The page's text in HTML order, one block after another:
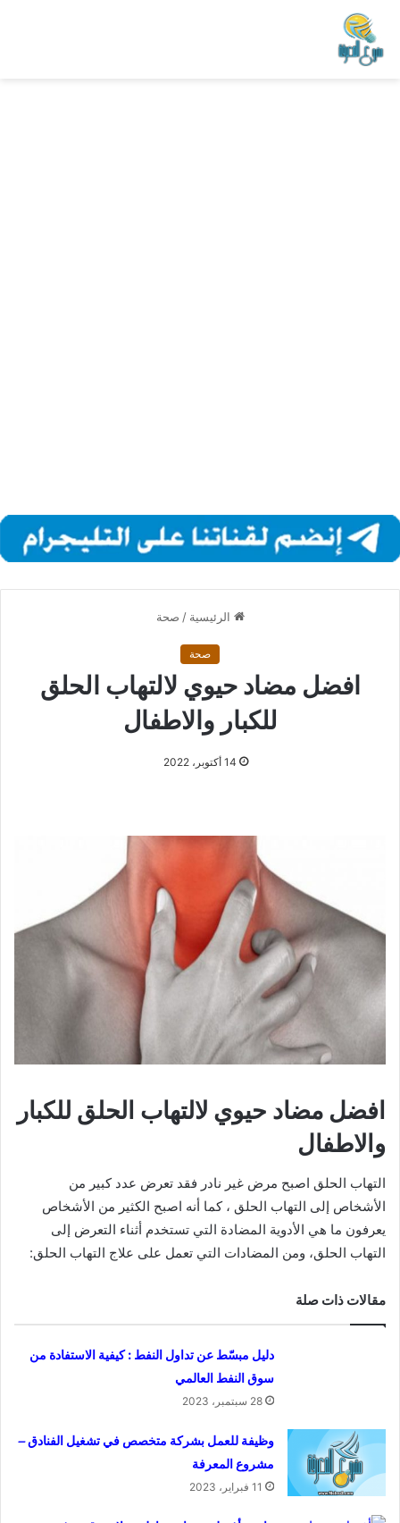
الرئيسية / صحة
صحة
افضل مضاد حيوي لالتهاب الحلق
للكبار والاطفال
14 أكتوبر، 2022
افضل مضاد حيوي لالتهاب الحلق للكبار
والاطفال
التهاب الحلق اصبح مرض غير نادر فقد تعرض عدد كبير من
الأشخاص إلى التهاب الحلق ، كما أنه اصبح الكثير من الأشخاص
يعرفون ما هي الأدوية المضادة التي تستخدم أثناء التعرض إلى
التهاب الحلق، ومن المضادات التي تعمل على علاج التهاب الحلق:
مقالات ذات صلة
دليل مبسّط عن تداول النفط : كيفية الاستفادة من
سوق النفط العالمي
28 سبتمبر، 2023
وظيفة للعمل ‏بشركة متخصص في تشغيل الفنادق –
مشروع المعرفة
11 فبراير، 2023